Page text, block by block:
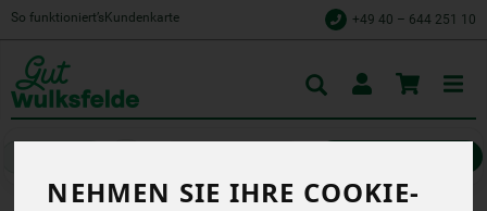
NEHMEN SIE IHRE COOKIE-
So funktioniert’s Kundenkarte +49 40 – 644 251 10
Toggle
cart